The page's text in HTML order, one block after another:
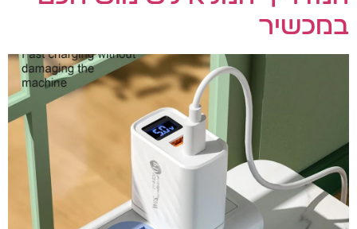
במכשיר